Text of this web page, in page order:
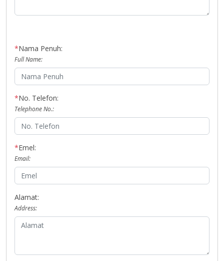
*Nama Penuh:
Full Name:
*No. Telefon:
Telephone No.:
*Emel:
Email:
Alamat:
Address: